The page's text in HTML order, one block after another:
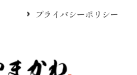
プライバシーポリシー